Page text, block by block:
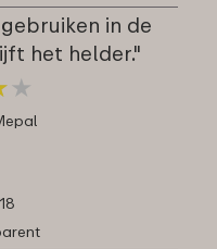
in de
het helder."
★
★